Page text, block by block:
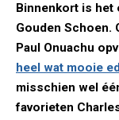
Binnenkort is het
Gouden Schoen.
Paul Onuachu
heel wat mooie
misschien wel
favorieten